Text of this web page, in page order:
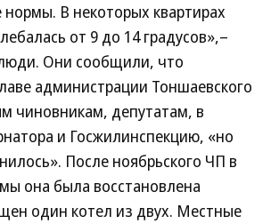
нормы. В некоторых квартирах
от 9 до 14 градусов»,–
Они сообщили, что
администрации Тоншаевского
чиновникам, депутатам, в
и Госжилинспекцию, «но
После ноябрьского ЧП в
она была восстановлена
один котел из двух. Местные